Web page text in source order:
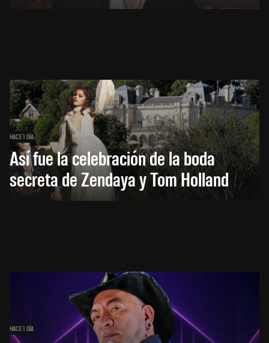
HACE 1 DÍA
Así fue la celebración de la boda
secreta de Zendaya y Tom Holland
HACE 1 DÍA